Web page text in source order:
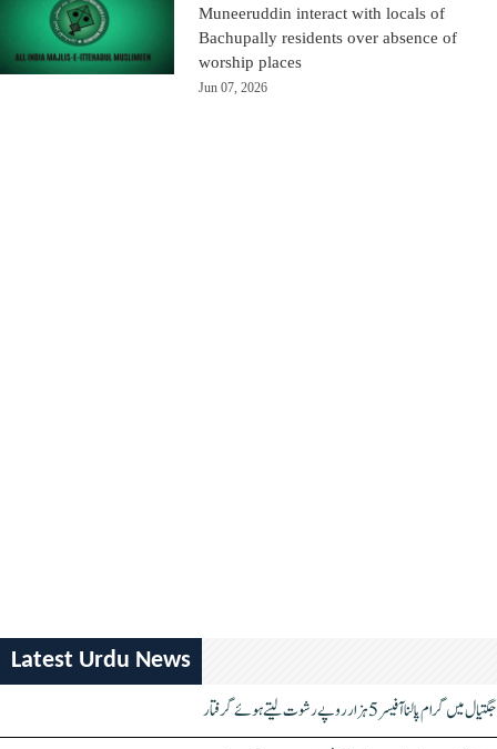
Muneeruddin interact with locals of
Bachupally residents over absence of
worship places
Jun 07, 2026
Latest Urdu News
جگتیال میں گرام پالنا آفیسر 5 ہزار روپے رشوت لیتے ہوئے گرفتار